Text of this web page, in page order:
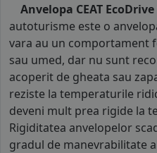
Anvelopa CEAT
autoturisme este o
vara au un comportament
sau umed, dar nu sunt
acoperit de gheata sau
reziste la temperaturile
deveni mult prea rigide la
Rigiditatea anvelopelor
gradul de manevrabilitate